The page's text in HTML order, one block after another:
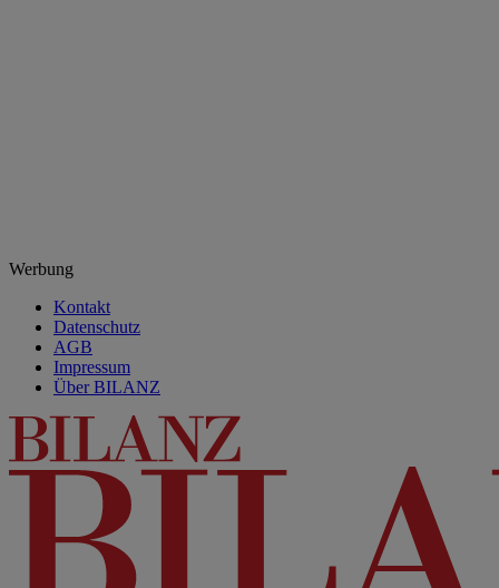
Werbung
Kontakt
Datenschutz
AGB
Impressum
Über BILANZ